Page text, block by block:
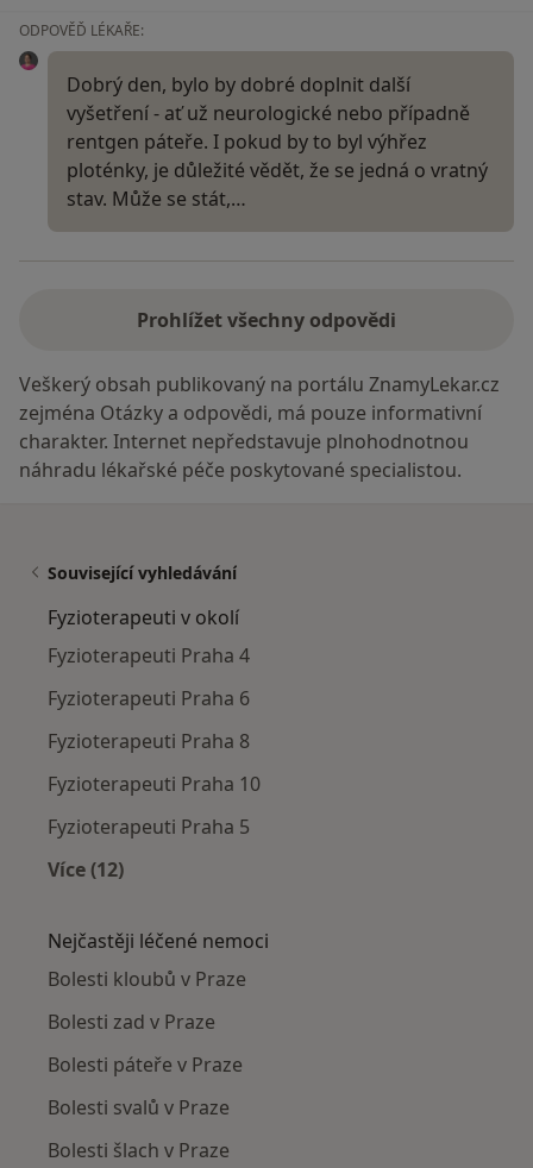
ODPOVĚĎ LÉKAŘE:
Dobrý den, bylo by dobré doplnit další
vyšetření - ať už neurologické nebo případně
rentgen páteře. I pokud by to byl výhřez
ploténky, je důležité vědět, že se jedná o vratný
stav. Může se stát,…
Prohlížet všechny odpovědi
Veškerý obsah publikovaný na portálu ZnamyLekar.cz
zejména Otázky a odpovědi, má pouze informativní
charakter. Internet nepředstavuje plnohodnotnou
náhradu lékařské péče poskytované specialistou.
Související vyhledávání
Fyzioterapeuti v okolí
Fyzioterapeuti Praha 4
Fyzioterapeuti Praha 6
Fyzioterapeuti Praha 8
Fyzioterapeuti Praha 10
Fyzioterapeuti Praha 5
Více (12)
Nejčastěji léčené nemoci
Bolesti kloubů v Praze
Bolesti zad v Praze
Bolesti páteře v Praze
Bolesti svalů v Praze
Bolesti šlach v Praze